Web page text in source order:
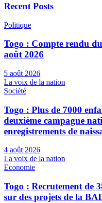
Recent Posts
Politique
Togo : Compte rendu
août 2026
5 août 2026
La voix de la nation
Société
Togo : Plus de 7000
deuxième campagne
enregistrements de
4 août 2026
La voix de la nation
Economie
Togo : Recrutement de
sur des projets de la